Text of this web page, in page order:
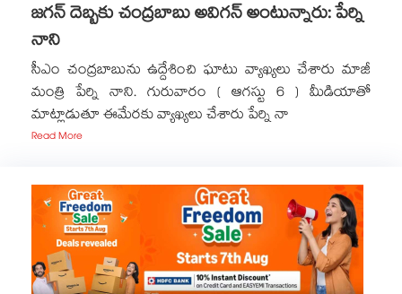
జగన్ దెబ్బకు చంద్రబాబు అవిగన్ అంటున్నారు: పేర్ని
నాని
సీఎం చంద్రబాబును ఉద్దేశించి ఘాటు వ్యాఖ్యలు చేశారు మాజీ
మంత్రి పేర్ని నాని. గురువారం ( ఆగస్టు 6 ) మీడియాతో
మాట్లాడుతూ ఈమేరకు వ్యాఖ్యలు చేశారు పేర్ని నా
Read More